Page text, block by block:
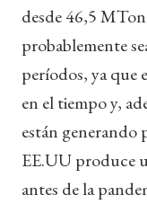
desde 46,5
probablemente
períodos, ya que
en el tiempo y,
están generando
EE.UU produce
antes de la